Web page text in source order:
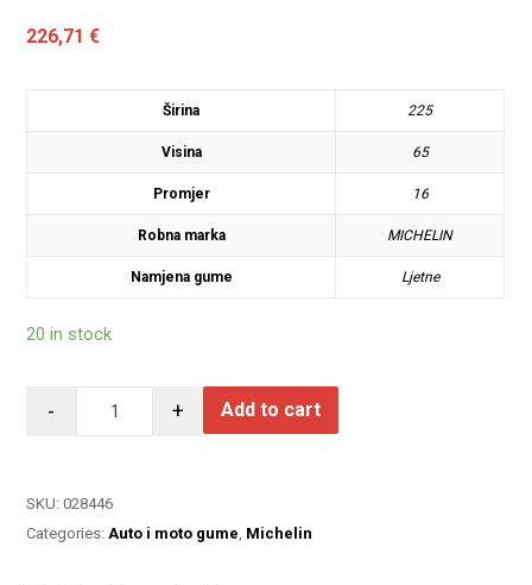
226,71€
Širina 225
Visina 65
Promjer 16
Robna marka MICHELIN
Namjena gume Ljetne
20 in stock
- + Add to cart
SKU:028446
Categories:Auto i moto gume, Michelin